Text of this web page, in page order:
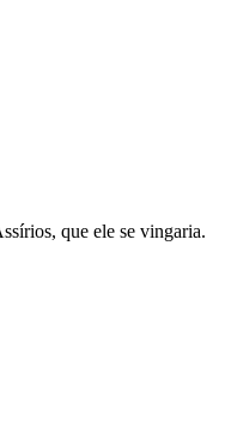
que ele se vingaria.